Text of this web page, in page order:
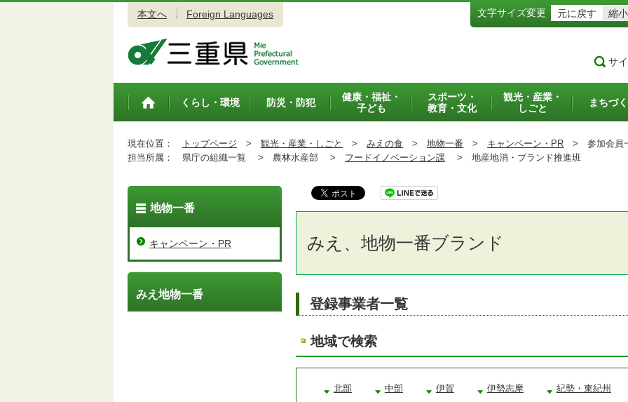
本文へ Foreign Languages 文字サイズ変更 元に戻す 縮小
サ
トップペ
くらし・環境 防災・防犯
健康・福祉・
子ども
スポーツ・
教育・文化
観光・産業・
しごと
まちづ
現在位置： トップページ > 観光・産業・しごと > みえの食 > 地物一番 > キャンペーン・PR > 参加会員
担当所属：
県庁の組織一覧 > 農林水産部 > フードイノベーション課 > 地産地消・ブランド推進班
みえ、地物一番ブランド
登録事業者一覧
地域で検索
北部 中部 伊賀 伊勢志摩 紀勢・東紀州
地物一番
キャンペーン・PR
みえ地物一番